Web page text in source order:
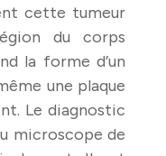
cette tumeur
du corps
la forme d’un
une plaque
Le diagnostic
microscope de